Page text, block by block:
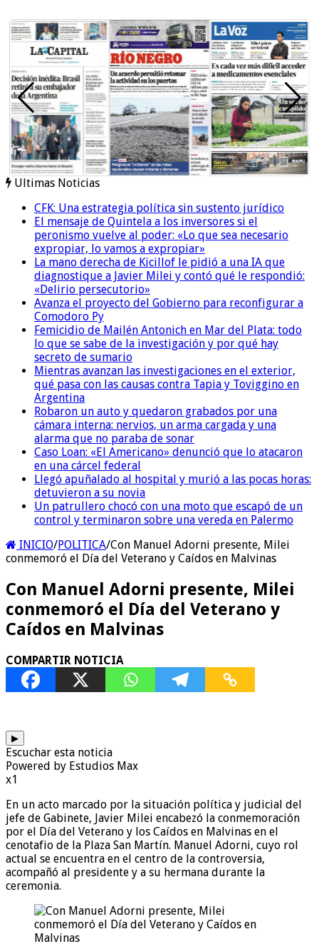
Ultimas Noticias
CFK: Una estrategia política sin sustento jurídico
El mensaje de Quintela a los inversores si el
peronismo vuelve al poder: «Lo que sea necesario
expropiar, lo vamos a expropiar»
La mano derecha de Kicillof le pidió a una IA que
diagnostique a Javier Milei y contó qué le respondió:
«Delirio persecutorio»
Avanza el proyecto del Gobierno para reconfigurar a
Comodoro Py
Femicidio de Mailén Antonich en Mar del Plata: todo
lo que se sabe de la investigación y por qué hay
secreto de sumario
Mientras avanzan las investigaciones en el exterior,
qué pasa con las causas contra Tapia y Toviggino en
Argentina
Robaron un auto y quedaron grabados por una
cámara interna: nervios, un arma cargada y una
alarma que no paraba de sonar
Caso Loan: «El Americano» denunció que lo atacaron
en una cárcel federal
Llegó apuñalado al hospital y murió a las pocas horas:
detuvieron a su novia
Un patrullero chocó con una moto que escapó de un
control y terminaron sobre una vereda en Palermo
INICIO/POLITICA/Con Manuel Adorni presente, Milei
conmemoró el Día del Veterano y Caídos en Malvinas
Con Manuel Adorni presente, Milei
conmemoró el Día del Veterano y
Caídos en Malvinas
COMPARTIR NOTICIA
▶
Escuchar esta noticia
Powered by Estudios Max
x1
En un acto marcado por la situación política y judicial del
jefe de Gabinete, Javier Milei encabezó la conmemoración
por el Día del Veterano y los Caídos en Malvinas en el
cenotafio de la Plaza San Martín. Manuel Adorni, cuyo rol
actual se encuentra en el centro de la controversia,
acompañó al presidente y a su hermana durante la
ceremonia.